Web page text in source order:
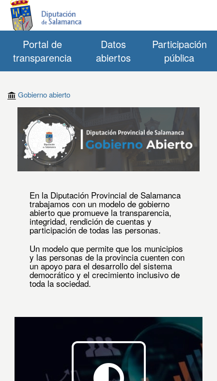
Portal de
transparencia
Datos
abiertos
Participación
pública
Gobierno abierto
En la Diputación Provincial de Salamanca
trabajamos con un modelo de gobierno
abierto que promueve la transparencia,
integridad, rendición de cuentas y
participación de todas las personas.
Un modelo que permite que los municipios
y las personas de la provincia cuenten con
un apoyo para el desarrollo del sistema
democrático y el crecimiento inclusivo de
toda la sociedad.